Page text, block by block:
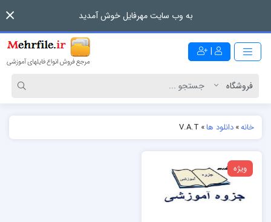
به وب سایت مهرفایل خوش آمدید
|
خانه»دانلود ها»
V.A.T
ویژه